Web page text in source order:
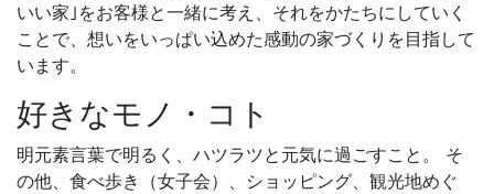
いい家｣をお客様と一緒に考え、それをかたちにしていく
ことで、想いをいっぱい込めた感動の家づくりを目指して
います。
好きなモノ・コト
明元素言葉で明るく、ハツラツと元気に過ごすこと。 そ
の他、食べ歩き（女子会）、ショッピング、観光地めぐ